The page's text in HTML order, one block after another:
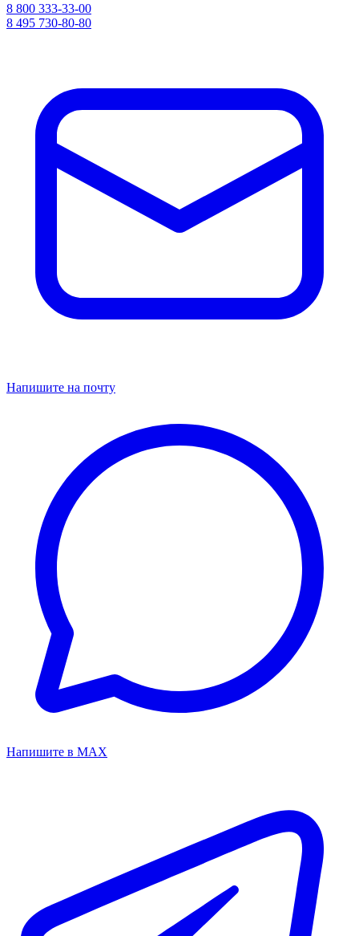
8 800 333-33-00
8 495 730-80-80
Напишите на почту
Напишите в MAX